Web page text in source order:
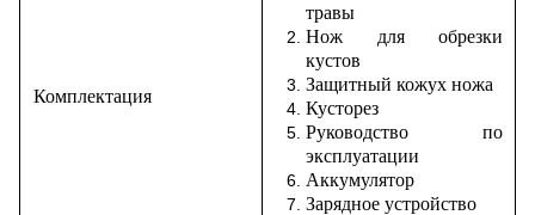
Комплектация
травы
Нож для обрезки
кустов
Защитный кожух ножа
Кусторез
Руководство по
эксплуатации
Аккумулятор
Зарядное устройство